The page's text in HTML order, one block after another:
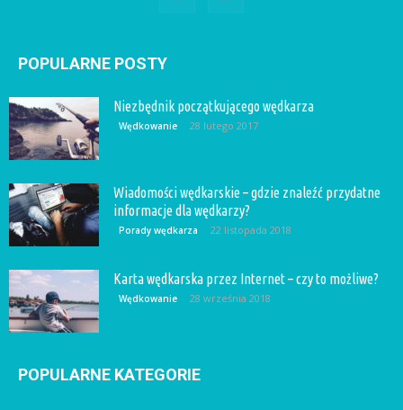
POPULARNE POSTY
Niezbędnik początkującego wędkarza
Wędkowanie 28 lutego 2017
Wiadomości wędkarskie – gdzie znaleźć przydatne
informacje dla wędkarzy?
Porady wędkarza 22 listopada 2018
Karta wędkarska przez Internet – czy to możliwe?
Wędkowanie 28 września 2018
POPULARNE KATEGORIE